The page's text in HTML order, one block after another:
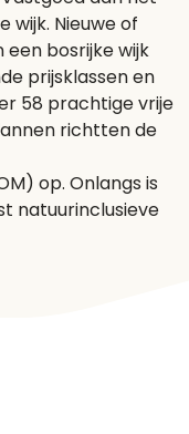
wijk. Nieuwe of
bosrijke wijk
prijsklassen en
58 prachtige vrije
richtten de
op. Onlangs is
natuurinclusieve